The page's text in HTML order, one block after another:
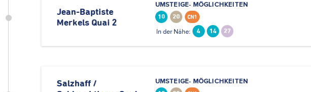
Jean-Baptiste
Merkels Quai 2
UMSTEIGE- MÖGLICHKEITEN
10 20 CN1
In der Nähe: 4 14 27
Salzhaff /
UMSTEIGE- MÖGLICHKEITEN